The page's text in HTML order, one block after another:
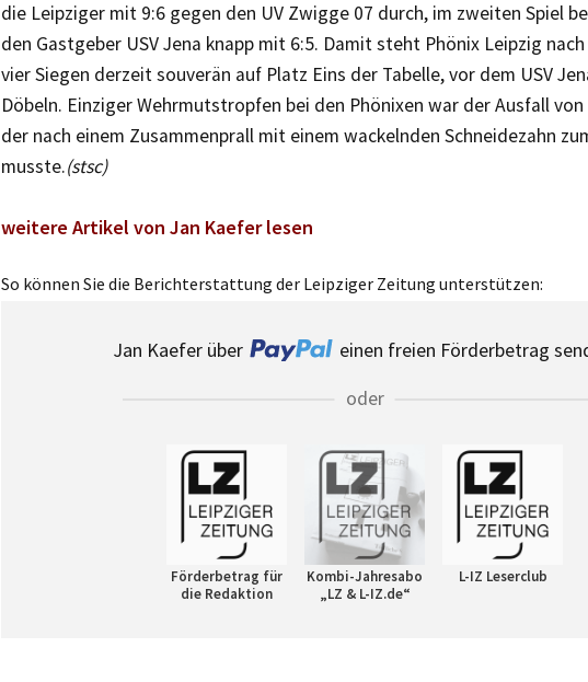
die Leipziger mit 9:6 gegen den UV Zwigge 07 durch, im zweiten Spiel
den Gastgeber USV Jena knapp mit 6:5. Damit steht Phönix Leipzig
vier Siegen derzeit souverän auf Platz Eins der Tabelle, vor dem USV
Döbeln. Einziger Wehrmutstropfen bei den Phönixen war der Ausfall
der nach einem Zusammenprall mit einem wackelnden Schneidezahn
musste.(stsc)
weitere Artikel von Jan Kaefer lesen
So können Sie die Berichterstattung der Leipziger Zeitung unterstützen:
Jan Kaefer über
einen freien Förderbetrag
oder
Förderbetrag für
die Redaktion
Kombi-Jahresabo
„LZ & L-IZ.de“
L-IZ Leserclub